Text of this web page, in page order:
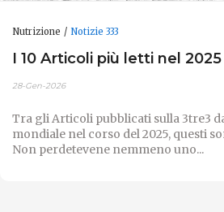
Nutrizione Notizie 333
I 10 Articoli più letti nel 2025
28-Gen-2026
Tra gli Articoli pubblicati sulla 3tre3
mondiale nel corso del 2025, questi
Non perdetevene nemmeno uno...